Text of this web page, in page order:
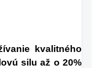
kvalitného
silu až o 20%